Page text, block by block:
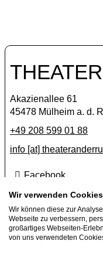
Akazienallee 61
45478 Mülheim a. d.
+49 208 599 01 88
info [​at​]
Facebook
Instagram
Newsletter
Presse
Wir verwenden Cookies
Wir können diese zur
Webseite zu verbessern,
großartiges Webseiten-
von uns verwendeten